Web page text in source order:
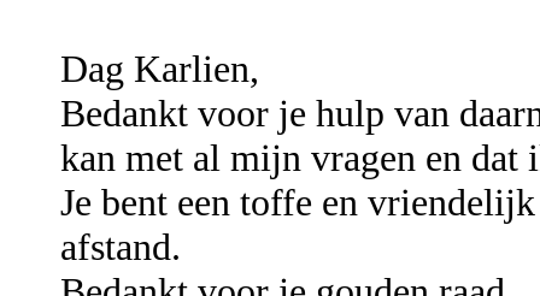
Dag Karlien,
Bedankt voor je hulp van
kan met al mijn vragen en
Je bent een toffe en
afstand.